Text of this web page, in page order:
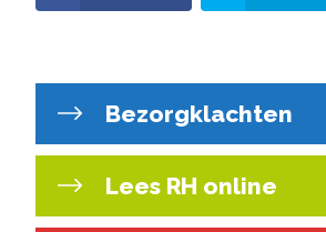
Bezorgklachten
Lees RH online